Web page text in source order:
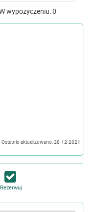
W wypożyczeniu: 0
Ostatnio aktualizowano: 28-12-2021
Rezerwuj